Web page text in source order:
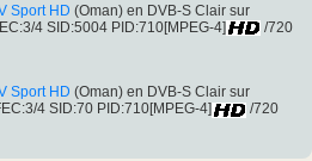
Sport HD (Oman) en DVB-S Clair sur
4 SID:5004 PID:710[MPEG-4]
/720
Sport HD (Oman) en DVB-S Clair sur
4 SID:70 PID:710[MPEG-4]
/720